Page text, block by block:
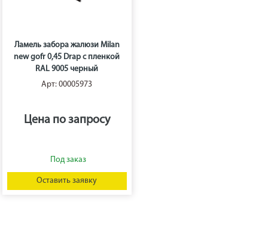
Ламель забора жалюзи Milan
new gofr 0,45 Drap с пленкой
RAL 9005 черный
Арт: 00005973
Цена по запросу
Оставить заявку